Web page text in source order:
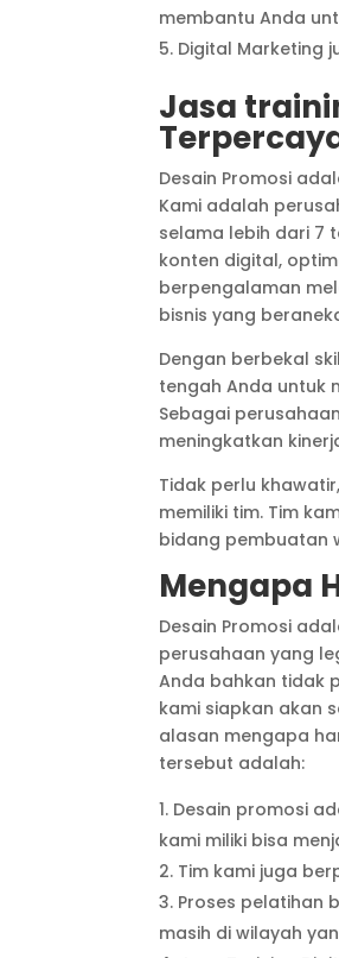
membantu Anda
Digital Marketing
Jasa
Desain Promosi
Kami adalah
selama lebih dari 7
konten digital,
berpengalaman
bisnis yang
Dengan berbekal
tengah Anda untuk
Sebagai
meningkatkan
Tidak perlu
memiliki tim. Tim
bidang pembuatan
Mengapa
Desain Promosi
perusahaan yang
Anda bahkan tidak
kami siapkan akan
alasan mengapa
tersebut adalah:
Desain promosi
kami miliki bisa
Tim kami juga
Proses pelatihan
masih di wilayah